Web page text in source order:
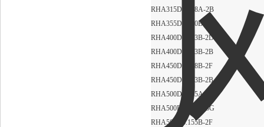
RHA315D4.098A-2B
RHA355D4.110B-2B
RHA400D4.123B-2D
RHA400D6.123B-2B
RHA450D4.138B-2F
RHA450D6.123B-2B
RHA500D4.155A-3D
RHA500D4.155A-3G
RHA500D6.155B-2F